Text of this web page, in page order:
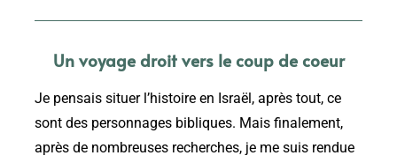
Un voyage droit vers le coup de coeur
Je pensais situer l’histoire en Israël, après tout, ce
sont des personnages bibliques. Mais finalement,
après de nombreuses recherches, je me suis rendue